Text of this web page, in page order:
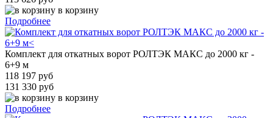
в корзину
Подробнее
Комплект для откатных ворот РОЛТЭК МАКС до 2000 кг -
6+9 м
118 197 руб
131 330 руб
в корзину
Подробнее